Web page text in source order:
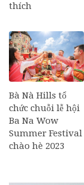
thích
Bà Nà Hills tổ
chức chuỗi lễ hội
Ba Na Wow
Summer Festival
chào hè 2023